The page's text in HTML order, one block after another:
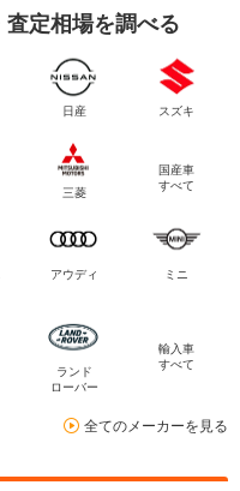
定相場を調べる
日産 スズキ
三菱
国産車
すべて
アウディ ミニ
ランド
ローバー
輸入車
すべて
全てのメーカーを見る